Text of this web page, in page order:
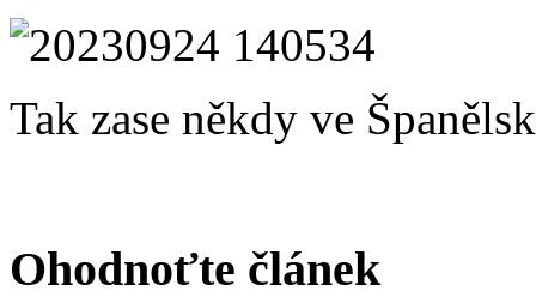
Tak zase někdy ve
Ohodnoťte článek